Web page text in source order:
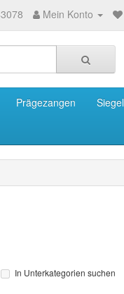
Mein Konto
Prägezangen Siegel
In Unterkategorien suchen